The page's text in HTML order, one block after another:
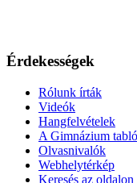
Érdekességek
Rólunk írták
Videók
Hangfelvételek
A Gimnázium
Olvasnivalók
Webhelytérkép
Keresés az oldalon